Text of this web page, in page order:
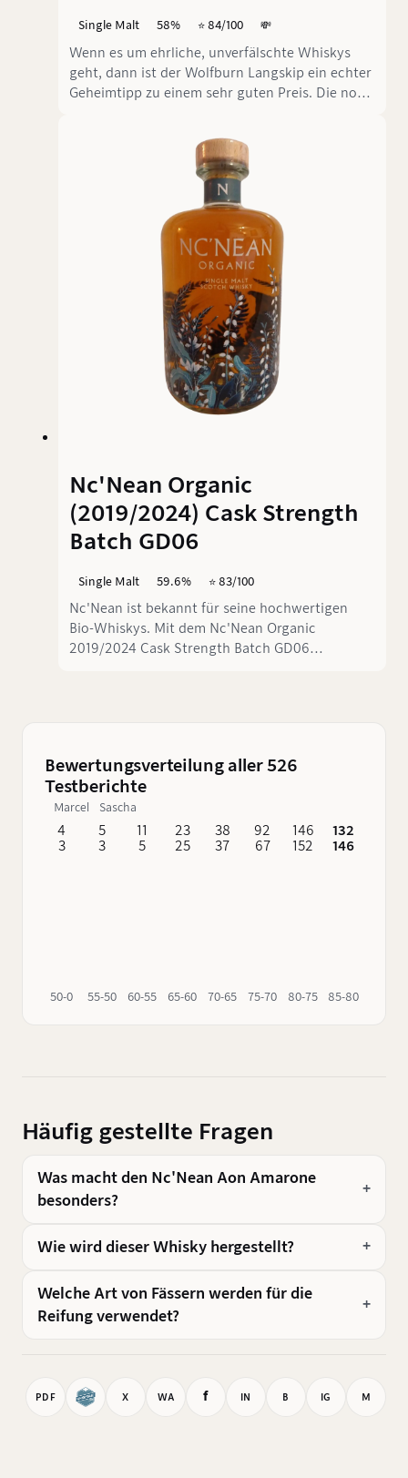
Single Malt 58% ⭐️ 84/100 💸
Wenn es um ehrliche, unverfälschte Whiskys
geht, dann ist der Wolfburn Langskip ein echter
Geheimtipp zu einem sehr guten Preis. Die noch
diesem kräftigen Vertreter ein Statement in die
Gläser, das gerade erfahrene Genießer schätzen
werden: unverblümt, direkt, süß – und voller
Nc'Nean Organic
(2019/2024) Cask Strength
Batch GD06
Single Malt 59.6% ⭐️ 83/100
Nc'Nean ist bekannt für seine hochwertigen
Bio-Whiskys. Mit dem Nc'Nean Organic
2019/2024 Cask Strength Batch GD06
Bewertungsverteilung aller 526
Testberichte
Marcel Sascha
4
3
50-0
5
3
55-50
11
5
60-55
23
25
65-60
38
37
70-65
92
67
75-70
146
152
80-75
132
146
85-80
Häufig gestellte Fragen
Was macht den Nc'Nean Aon Amarone
besonders?
Wie wird dieser Whisky hergestellt?
Welche Art von Fässern werden für die
Reifung verwendet?
PDF X WA f IN B IG M